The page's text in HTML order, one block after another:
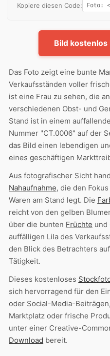
Kopiere diesen Code:
Bild
Das Foto zeigt eine bunte
Verkaufsständen voller
ist eine Frau zu sehen, die
verschiedenen Obst- und
Stand ist in einem
Nummer "CT.0006" auf der
das Bild einen lebendigen
eines geschäftigen
Aus fotografischer Sicht
Nahaufnahme, die den
Waren am Stand legt. Die
reicht von den gelben
über die bunten Früchte und
auffälligen Lila des
den Blick des Betrachters
Tätigkeit.
Dieses kostenloses
sich hervorragend für den
oder Social-Media-
Marktplatz oder frische
unter einer Creative-
Download bereit.